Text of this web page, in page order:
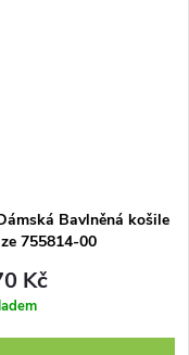
Bavlněná košile
755814-00
Kč